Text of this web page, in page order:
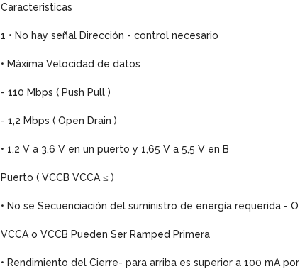
Caracteristicas
1 • No hay señal Dirección - control necesario
• Máxima Velocidad de datos
- 110 Mbps ( Push Pull )
- 1,2 Mbps ( Open Drain )
• 1,2 V a 3,6 V en un puerto y 1,65 V a 5,5 V en B
Puerto ( VCCB VCCA ≤ )
• No se Secuenciación del suministro de energía requerida - O
VCCA o VCCB Pueden Ser Ramped Primera
• Rendimiento del Cierre- para arriba es superior a 100 mA por